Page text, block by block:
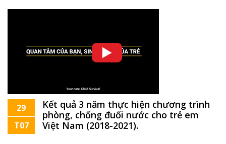
29
T07
Kết quả 3 năm thực hiện chương trình
phòng, chống đuối nước cho trẻ em
Việt Nam (2018-2021).